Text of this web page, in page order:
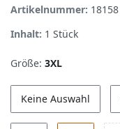
Artikelnummer: 18158
Inhalt: 1 Stück
Größe: 3XL
Keine Auswahl